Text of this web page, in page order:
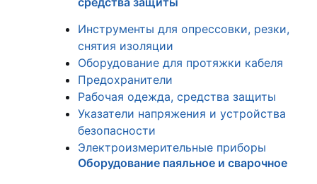
Инструменты для опрессовки, резки,
снятия изоляции
Оборудование для протяжки кабеля
Предохранители
Рабочая одежда, средства защиты
Указатели напряжения и устройства
безопасности
Электроизмерительные приборы
Оборудование паяльное и сварочное